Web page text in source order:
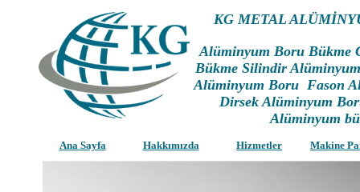
KG METAL
Alüminyum Boru Bükme
Bükme Silindir
Alüminyum Boru Fason
Dirsek Alüminyum
Alüminyum
Ana Sayfa Hakkımızda Hizmetler Makine